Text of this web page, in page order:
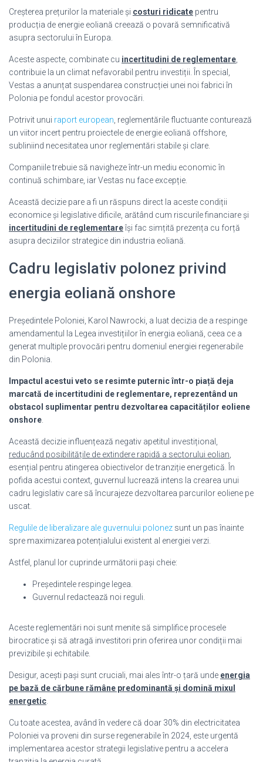
Creșterea prețurilor la materiale și costuri ridicate pentru
producția de energie eoliană creează o povară semnificativă
asupra sectorului în Europa.
Aceste aspecte, combinate cu incertitudini de reglementare
contribuie la un climat nefavorabil pentru investiții. În special,
Vestas a anunțat suspendarea construcției unei noi fabrici în
Polonia pe fondul acestor provocări.
Potrivit unui raport european , reglementările fluctuante conturează
un viitor incert pentru proiectele de energie eoliană offshore,
subliniind necesitatea unor reglementări stabile și clare.
Companiile trebuie să navigheze într-un mediu economic în
continuă schimbare, iar Vestas nu face excepție.
Această decizie pare a fi un răspuns direct la aceste condiții
economice și legislative dificile, arătând cum riscurile financiare și
incertitudini de reglementareîși fac simțită prezența cu forță
asupra deciziilor strategice din industria eoliană.
Cadru legislativ polonez privind
energia eoliană onshore
Președintele Poloniei, Karol Nawrocki, a luat decizia de a respinge
amendamentul la Legea investițiilor în energia eoliană, ceea ce a
generat multiple provocări pentru domeniul energiei regenerabile
din Polonia.
Impactul acestui veto se resimte puternic într-o piață deja
marcată de incertitudini de reglementare, reprezentând un
obstacol suplimentar pentru dezvoltarea capacităților eoliene
onshore
Această decizie influențează negativ apetitul investițional,
reducând posibilitățile de extindere rapidă a sectorului eolian
esențial pentru atingerea obiectivelor de tranziție energetică. În
pofida acestui context, guvernul lucrează intens la crearea unui
cadru legislativ care să încurajeze dezvoltarea parcurilor eoliene pe
uscat.
Regulile de liberalizare ale guvernului polonez sunt un pas înainte
spre maximizarea potențialului existent al energiei verzi.
Astfel, planul lor cuprinde următorii pași cheie:
Președintele respinge legea.
Guvernul redactează noi reguli.
Aceste reglementări noi sunt menite să simplifice procesele
birocratice și să atragă investitori prin oferirea unor condiții mai
previzibile și echitabile.
Desigur, acești pași sunt cruciali, mai ales într-o țară unde energia
pe bază de cărbune rămâne predominantă și domină mixul
energetic
Cu toate acestea, având în vedere că doar 30% din electricitatea
Poloniei va proveni din surse regenerabile în 2024, este urgentă
implementarea acestor strategii legislative pentru a accelera